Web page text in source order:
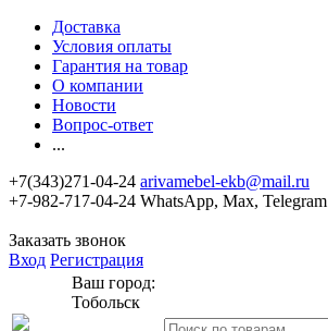
Доставка
Условия оплаты
Гарантия на товар
О компании
Новости
Вопрос-ответ
...
+7(343)271-04-24 arivamebel-ekb@mail.ru
+7-982-717-04-24 WhatsApp, Max, Telegram
Заказать звонок
Вход Регистрация
Ваш город:
Тобольск